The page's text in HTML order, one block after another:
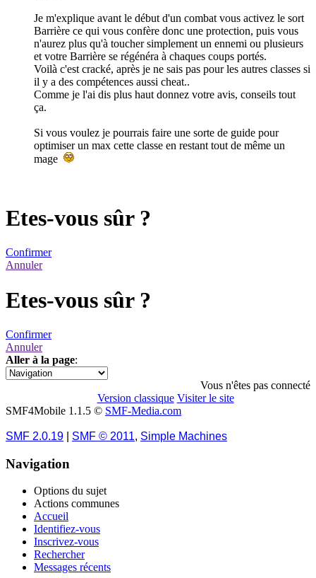
Je m'explique avant le début d'un combat vous activez le sort
Barrière ce qui vous confère donc une protection, puis vous
n'aurez plus qu'à toucher simplement un ennemi ou plusieurs
et votre Barrière se régénéra à chaques coups portés.
Voilà c'est cracké, après je ne sais pas pour les autres classes si
il y a des compétences aussi cheat..
Comme je l'ai dis plus haut donnez votre avis, conseils tout
ça.
Si vous voulez je pourrais faire une sorte de guide pour
optimiser un max cette classe en restant tout de même un
mage
Etes-vous sûr ?
Confirmer
Annuler
Etes-vous sûr ?
Confirmer
Annuler
Aller à la page:
1
Vous n'êtes pas connecté
Version classique Visiter le site
SMF4Mobile 1.1.5 © SMF-Media.com
SMF 2.0.19 SMF © 2011, Simple Machines
Navigation
Options du sujet
Actions communes
Accueil
Identifiez-vous
Inscrivez-vous
Rechercher
Messages récents